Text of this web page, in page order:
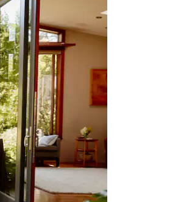
確認することができます。